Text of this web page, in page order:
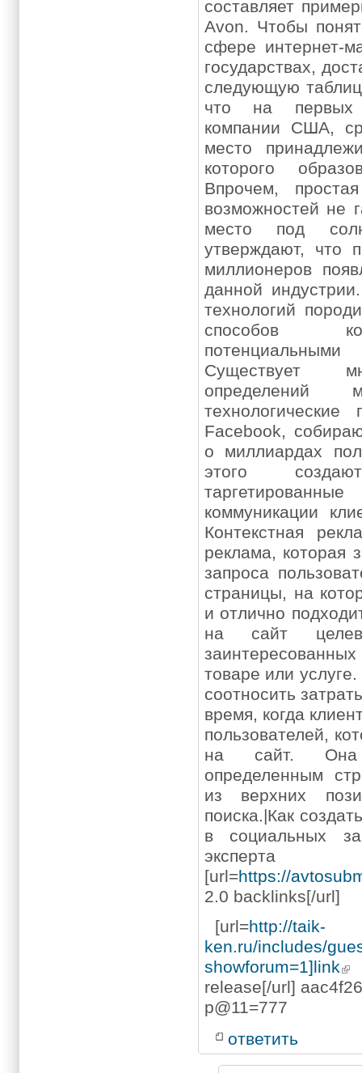
составляет
Avon. Чтобы
сфере интернет-
государствах,
следующую
что на первых
компании США,
место
которого
Впрочем,
возможностей не
место под
утверждают, что
миллионеров
данной
технологий
способов
Существует
определений
Facebook,
о миллиардах
этого
коммуникации
Контекстная
реклама, которая
запроса
страницы, на
и отлично
на сайт
товаре или
соотносить
время, когда
пользователей,
на сайт. Она
определенным
из верхних
поиска.|Как
в социальных
эксперта
[url=https://
2.0 backlinks[/url]
[url=http://taik-
ken.ru/includes/
showforum=1]link
release[/url] aac4f26
p@11=777
ответить